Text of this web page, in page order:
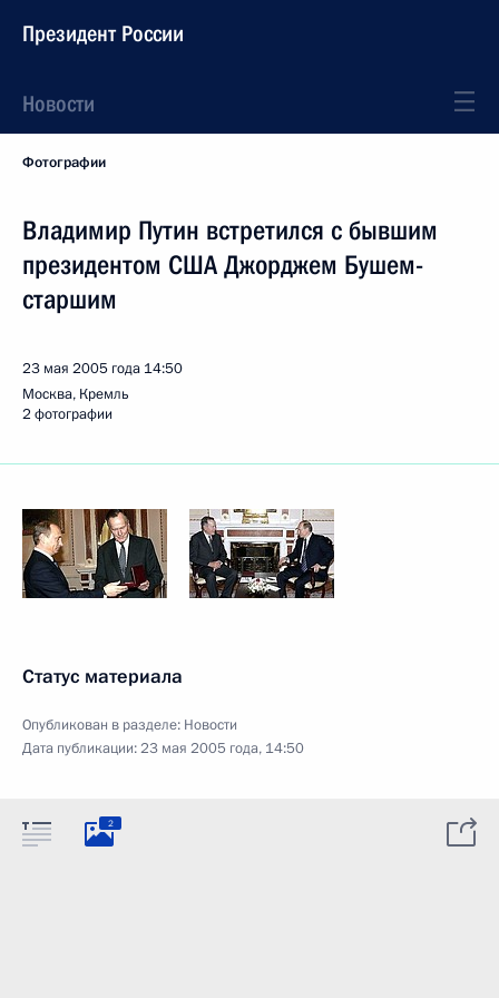
Президент России
Новости
Фотографии
Владимир Путин встретился с бывшим
президентом США Джорджем Бушем-
старшим
23 мая 2005 года 14:50
Москва, Кремль
2 фотографии
Статус материала
Опубликован в разделе: Новости
Дата публикации:23 мая 2005 года, 14:50
2